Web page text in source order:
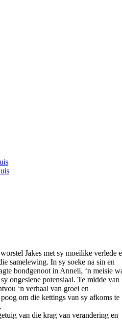
Jakes met sy moeilike verlede
samelewing. In sy soeke na sin en
bondgenoot in Anneli, ‘n meisie
ongesiene potensiaal. Te midde van
‘n verhaal van groei en
om die kettings van sy afkoms te
van die krag van verandering en